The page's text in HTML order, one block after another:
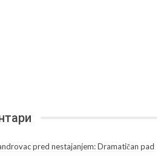
pred nestajanjem: Dramatičan pad